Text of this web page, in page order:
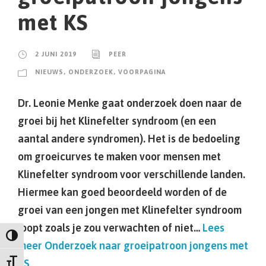
Keuze voor hoog contrast
Kies grootte van het lettertype
met KS
2 JUNI 2019 PEER
NIEUWS , ONDERZOEK , VOORPAGINA
Dr. Leonie Menke gaat onderzoek doen naar de
groei bij het Klinefelter syndroom (en een
aantal andere syndromen). Het is de bedoeling
om groeicurves te maken voor mensen met
Klinefelter syndroom voor verschillende landen.
Hiermee kan goed beoordeeld worden of de
groei van een jongen met Klinefelter syndroom
loopt zoals je zou verwachten of niet… Lees
meer Onderzoek naar groeipatroon jongens met
KS